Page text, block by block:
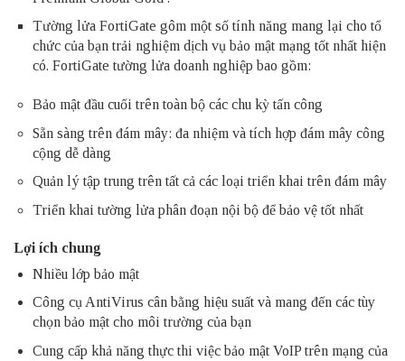
Tường lửa FortiGate gôm một số tính năng mang lại cho tổ
chức của bạn trải nghiệm dịch vụ bảo mật mạng tốt nhất hiện
có. FortiGate tường lửa doanh nghiệp bao gồm:
Bảo mật đầu cuối trên toàn bộ các chu kỳ tấn công
Sẵn sàng trên đám mây: đa nhiệm và tích hợp đám mây công
cộng dễ dàng
Quản lý tập trung trên tất cả các loại triển khai trên đám mây
Triển khai tường lửa phân đoạn nội bộ để bảo vệ tốt nhất
Lợi ích chung
Nhiều lớp bảo mật
Công cụ AntiVirus cân bằng hiệu suất và mang đến các tùy
chọn bảo mật cho môi trường của bạn
Cung cấp khả năng thực thi việc bảo mật VoIP trên mạng của